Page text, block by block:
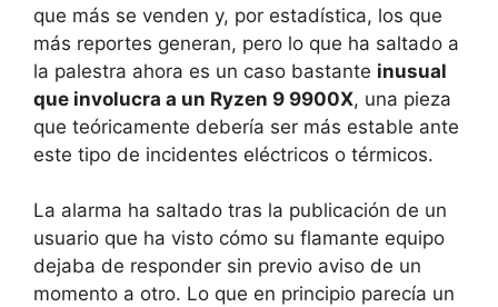
que más se venden y, por estadística, los que
más reportes generan, pero lo que ha saltado a
la palestra ahora es un caso bastante inusual
que involucra a un Ryzen 9 9900X, una pieza
que teóricamente debería ser más estable ante
este tipo de incidentes eléctricos o térmicos.
La alarma ha saltado tras la publicación de un
usuario que ha visto cómo su flamante equipo
dejaba de responder sin previo aviso de un
momento a otro. Lo que en principio parecía un